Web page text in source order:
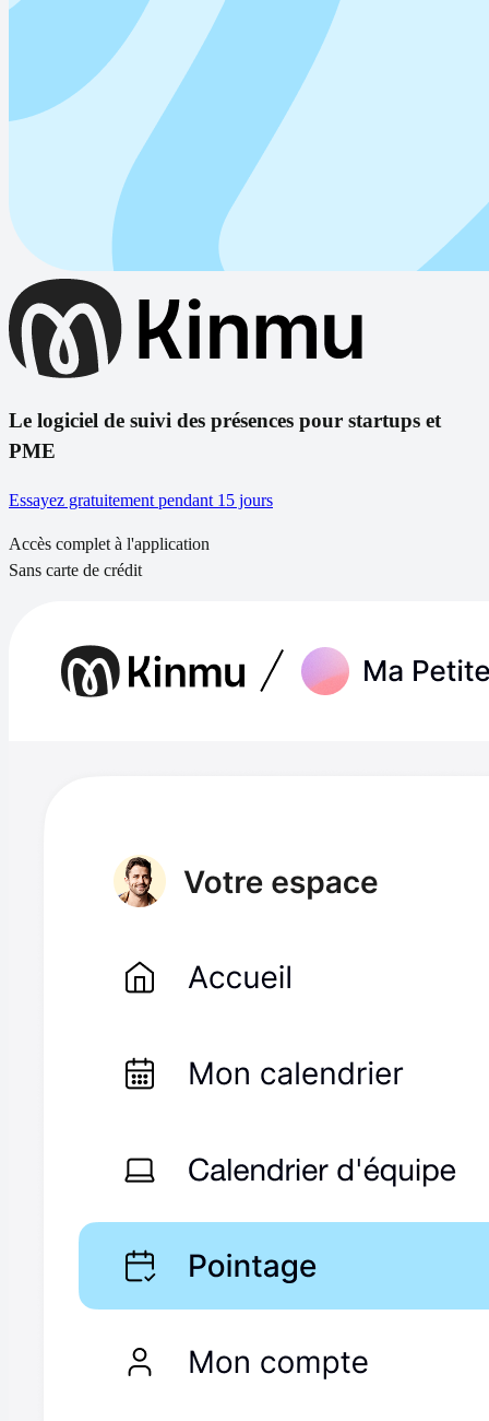
Le logiciel de suivi des présences pour startups et
PME
Essayez gratuitement pendant 15 jours
Accès complet à l'application
Sans carte de crédit